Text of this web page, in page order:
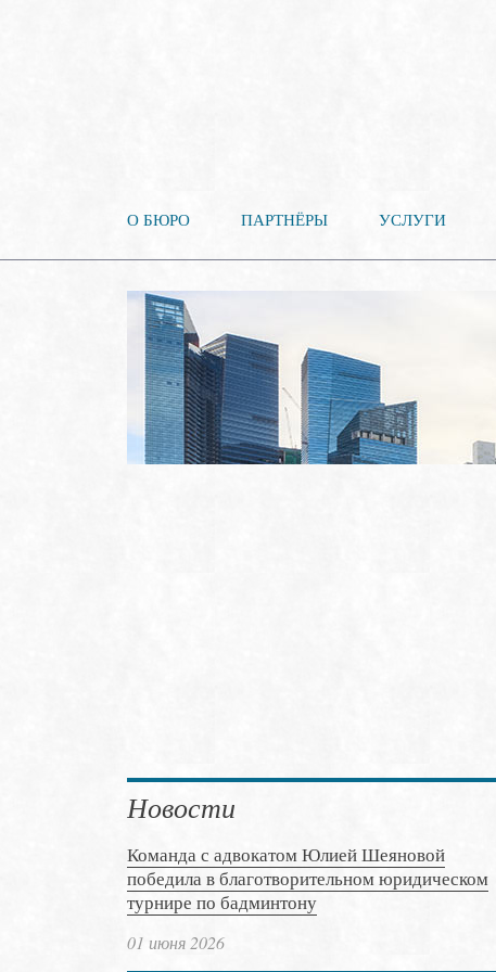
О БЮРО ПАРТНЁРЫ УСЛУГИ
Новости
Команда с адвокатом Юлией Шеяновой
победила в благотворительном юридическом
турнире по бадминтону
01 июня 2026